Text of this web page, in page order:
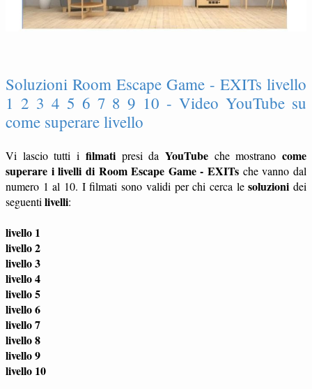
Soluzioni Room Escape Game - EXITs livello
1 2 3 4 5 6 7 8 9 10 - Video YouTube su
come superare livello
Vi lascio tutti i filmatipresi da YouTubeche mostranocome
superare i livelli di Room Escape Game - EXITs che vanno dal
numero 1 al 10. I filmati sono validi per chi cerca lesoluzioni dei
seguenti livelli:
livello 1
livello 2
livello 3
livello 4
livello 5
livello 6
livello 7
livello 8
livello 9
livello 10